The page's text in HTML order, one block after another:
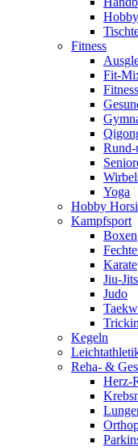
Fitness
Fit-
Yoga
Hobby
Kampfsport
Boxen
Karate
Jiu-
Judo
Kegeln
Reha- &
Herz-